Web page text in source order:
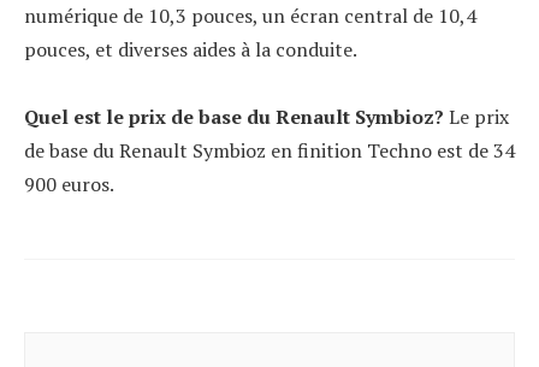
numérique de 10,3 pouces, un écran central de 10,4
pouces, et diverses aides à la conduite.
Quel est le prix de base du Renault Symbioz? Le prix
de base du Renault Symbioz en finition Techno est de 34
900 euros.